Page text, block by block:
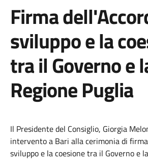
Firma
sviluppo e la
tra il Governo e
Regione Puglia
Il Presidente del Consiglio, Giorgia
intervento a Bari alla cerimonia di
sviluppo e la coesione tra il Governo e